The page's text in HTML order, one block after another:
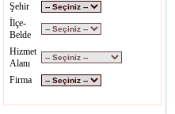
Şehir
İlçe-
Belde
Hizmet
Alanı
Firma